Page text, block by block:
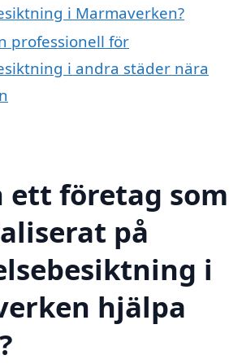
i Marmaverken?
professionell för
i andra städer nära
ett företag som
på
i
hjälpa